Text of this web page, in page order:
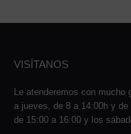
VISÍTANOS
Le atenderemos con
a jueves, de 8 a 14:00h y
de 15:00 a 16:00 y los